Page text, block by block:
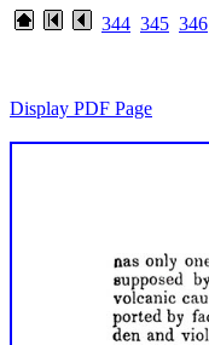
344 345 346
Display PDF Page